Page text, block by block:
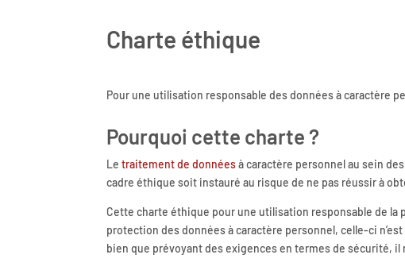
Charte éthique
Pour une utilisation responsable des données à caractère
Pourquoi cette charte ?
Letraitement de donnéesà caractère personnel au sein
cadre éthique soit instauré au risque de ne pas réussir à
Cette charte éthique pour une utilisation responsable de
protection des données à caractère personnel, celle-ci
bien que prévoyant des exigences en termes de sécurité, il